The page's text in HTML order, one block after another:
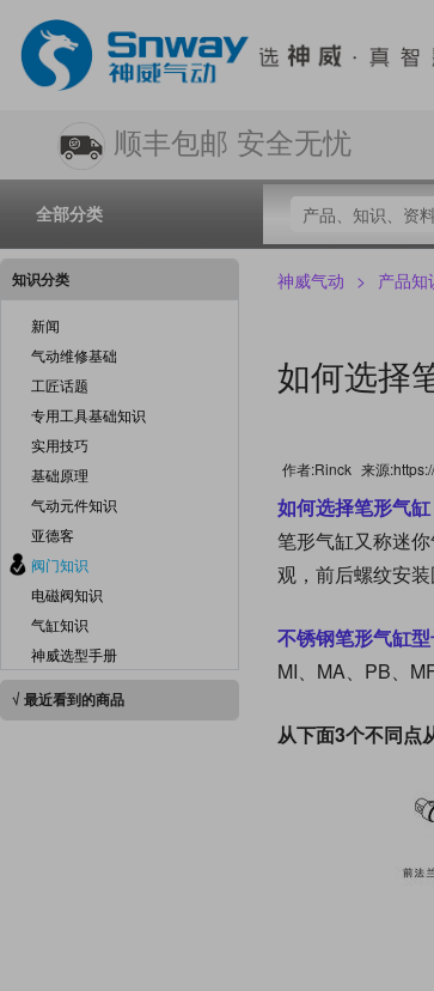
顺丰包邮 安全无忧
全部分类
知识分类
新闻
气动维修基础
工匠话题
专用工具基础知识
实用技巧
基础原理
气动元件知识
亚德客
阀门知识
电磁阀知识
气缸知识
神威选型手册
√ 最近看到的商品
神威气动 > 产品知
如何选择
作者:Rinck 来源
如何选择笔形气缸
笔形气缸又称迷
观，前后螺纹安
不锈钢笔形气缸
MI、MA、PB、
从下面3个不同点